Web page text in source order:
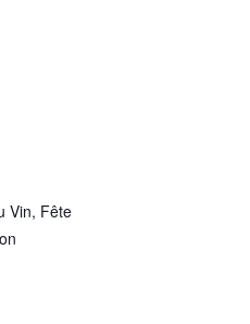
Vin, Fête